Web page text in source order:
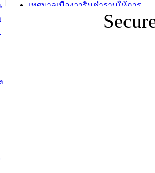
เทศบาลเมืองวารินชำราบให้การ
ต้อนรับพนักงานเทศบาลผู้ผ่านการ
สรรหาให้ดำรงตำแหน่งสายงานผู้